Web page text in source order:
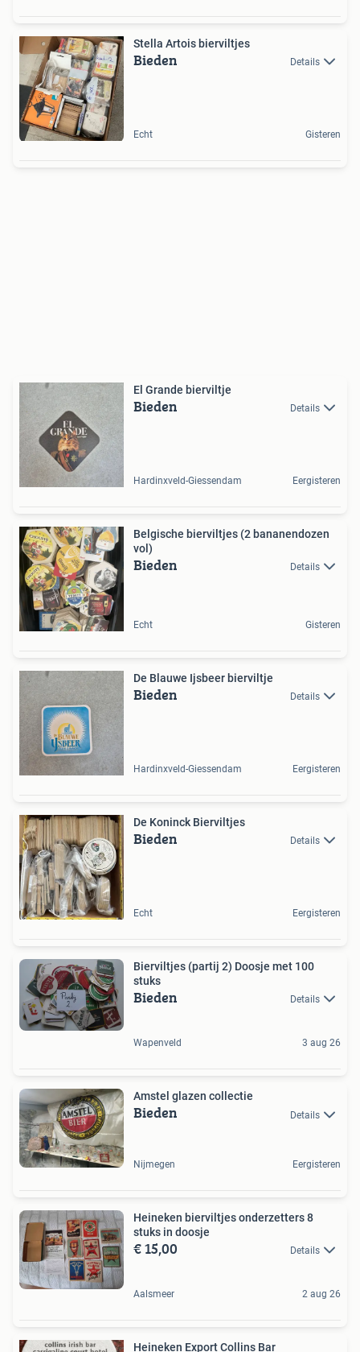
Stella Artois bierviltjes
Bieden Details
Echt Gisteren
El Grande bierviltje
Bieden Details
Hardinxveld-Giessendam Eergisteren
Belgische bierviltjes (2 bananendozen
vol)
Bieden Details
Echt Gisteren
De Blauwe Ijsbeer bierviltje
Bieden Details
Hardinxveld-Giessendam Eergisteren
De Koninck Bierviltjes
Bieden Details
Echt Eergisteren
Bierviltjes (partij 2) Doosje met 100
stuks
Bieden Details
Wapenveld 3 aug 26
Amstel glazen collectie
Bieden Details
Nijmegen Eergisteren
Heineken bierviltjes onderzetters 8
stuks in doosje
€ 15,00 Details
Aalsmeer 2 aug 26
Heineken Export Collins Bar